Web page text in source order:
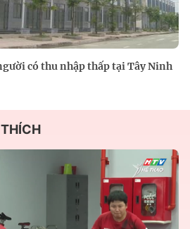
có thu nhập thấp tại Tây Ninh